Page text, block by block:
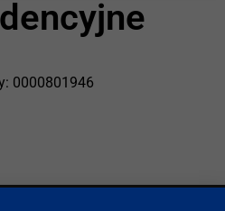
0000801946